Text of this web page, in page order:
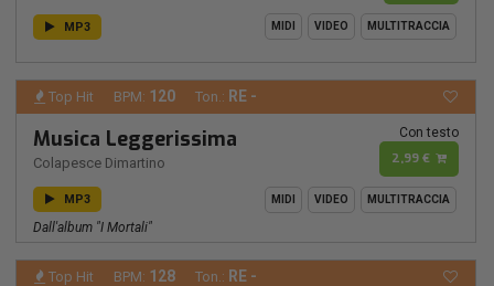
MP3 MIDI VIDEO MULTITRACCIA
Top Hit BPM: 120 Ton.: RE -
Musica Leggerissima
Colapesce Dimartino
Con testo
2,99 €
MP3 MIDI VIDEO MULTITRACCIA
Dall'album "I Mortali"
Top Hit BPM: 128 Ton.: RE -